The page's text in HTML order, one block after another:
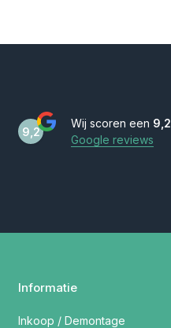
9,2
Wij scoren een 9,2
Google reviews
Informatie
Inkoop / Demontage